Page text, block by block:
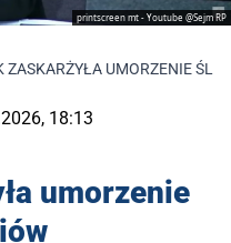
printscreen mt - Youtube @Sejm RP
ZASKARŻYŁA UMORZENIE
18:13
umorzenie